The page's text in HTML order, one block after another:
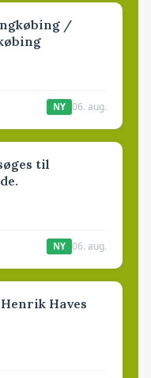
/
NY 06. aug.
til
NY 06. aug.
Haves